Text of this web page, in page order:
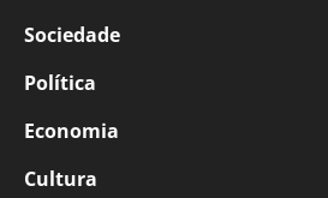
Sociedade
Política
Economia
Cultura